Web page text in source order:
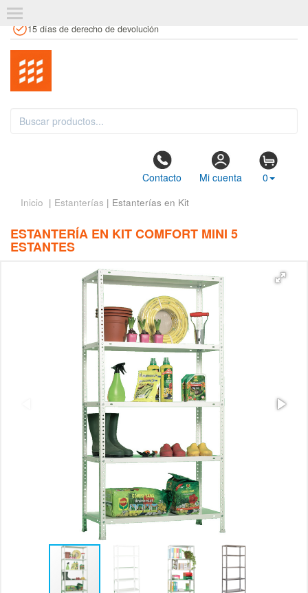
15 días de derecho de devolución
Contacto Mi cuenta 0
Inicio | Estanterías | Estanterías en Kit
ESTANTERÍA EN KIT COMFORT MINI 5
ESTANTES